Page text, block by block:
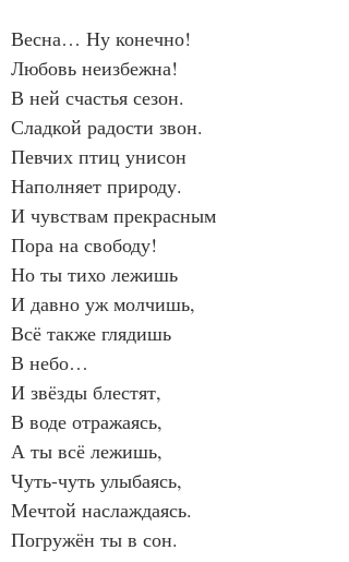
Весна… Ну конечно!
Любовь неизбежна!
В ней счастья сезон.
Сладкой радости звон.
Певчих птиц унисон
Наполняет природу.
И чувствам прекрасным
Пора на свободу!
Но ты тихо лежишь
И давно уж молчишь,
Всё также глядишь
В небо…
И звёзды блестят,
В воде отражаясь,
А ты всё лежишь,
Чуть-чуть улыбаясь,
Мечтой наслаждаясь.
Погружён ты в сон.